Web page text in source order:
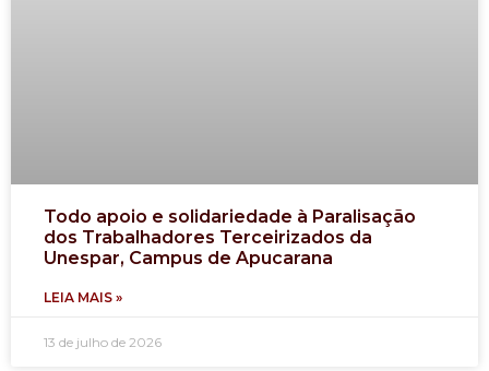
Todo apoio e solidariedade à Paralisação
dos Trabalhadores Terceirizados da
Unespar, Campus de Apucarana
LEIA MAIS »
13 de julho de 2026